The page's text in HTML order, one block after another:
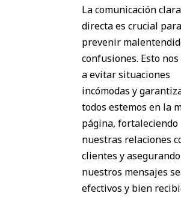
La comunicación
directa es crucial para
prevenir
confusiones. Esto
a evitar situaciones
incómodas y
todos estemos en la
página, fortaleciendo
nuestras relaciones
clientes y
nuestros mensajes
efectivos y bien